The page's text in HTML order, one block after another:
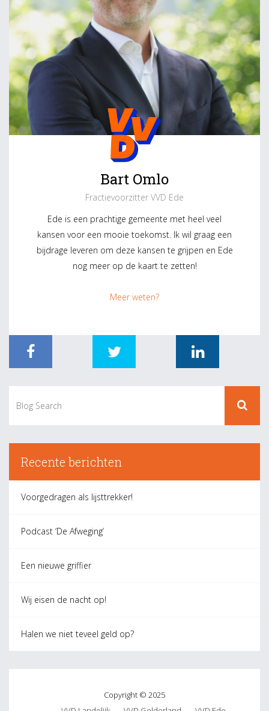
Bart Omlo
Fractievoorzitter VVD Ede
Ede is een prachtige gemeente met heel veel
kansen voor een mooie toekomst. Ik wil graag een
bijdrage leveren om deze kansen te grijpen en Ede
nog meer op de kaart te zetten!
Meer weten?
Recente berichten
Voorgedragen als lijsttrekker!
Podcast ‘De Afweging’
Een nieuwe griffier
Wij eisen de nacht op!
Halen we niet teveel geld op?
Copyright © 2025